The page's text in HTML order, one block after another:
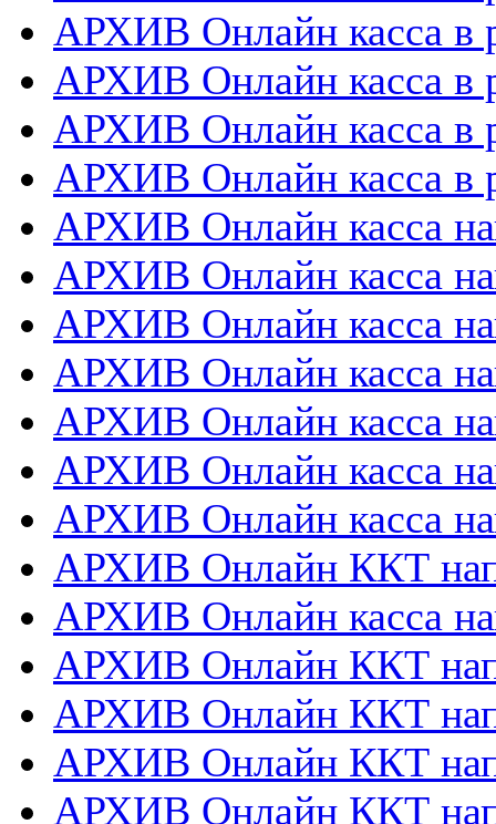
АРХИВ Онлайн касса в
АРХИВ Онлайн касса в
АРХИВ Онлайн касса в
АРХИВ Онлайн касса в
АРХИВ Онлайн касса
АРХИВ Онлайн касса
АРХИВ Онлайн касса
АРХИВ Онлайн касса
АРХИВ Онлайн касса
АРХИВ Онлайн касса
АРХИВ Онлайн касса
АРХИВ Онлайн ККТ
АРХИВ Онлайн касса
АРХИВ Онлайн ККТ
АРХИВ Онлайн ККТ
АРХИВ Онлайн ККТ
АРХИВ Онлайн ККТ